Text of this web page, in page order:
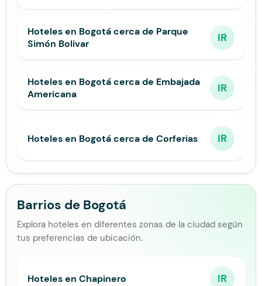
Hoteles en Bogotá cerca de Parque
Simón Bolivar
IR
Hoteles en Bogotá cerca de Embajada
Americana
IR
Hoteles en Bogotá cerca de Corferias IR
Barrios de Bogotá
Explora hoteles en diferentes zonas de la ciudad según
tus preferencias de ubicación.
Hoteles en Chapinero IR